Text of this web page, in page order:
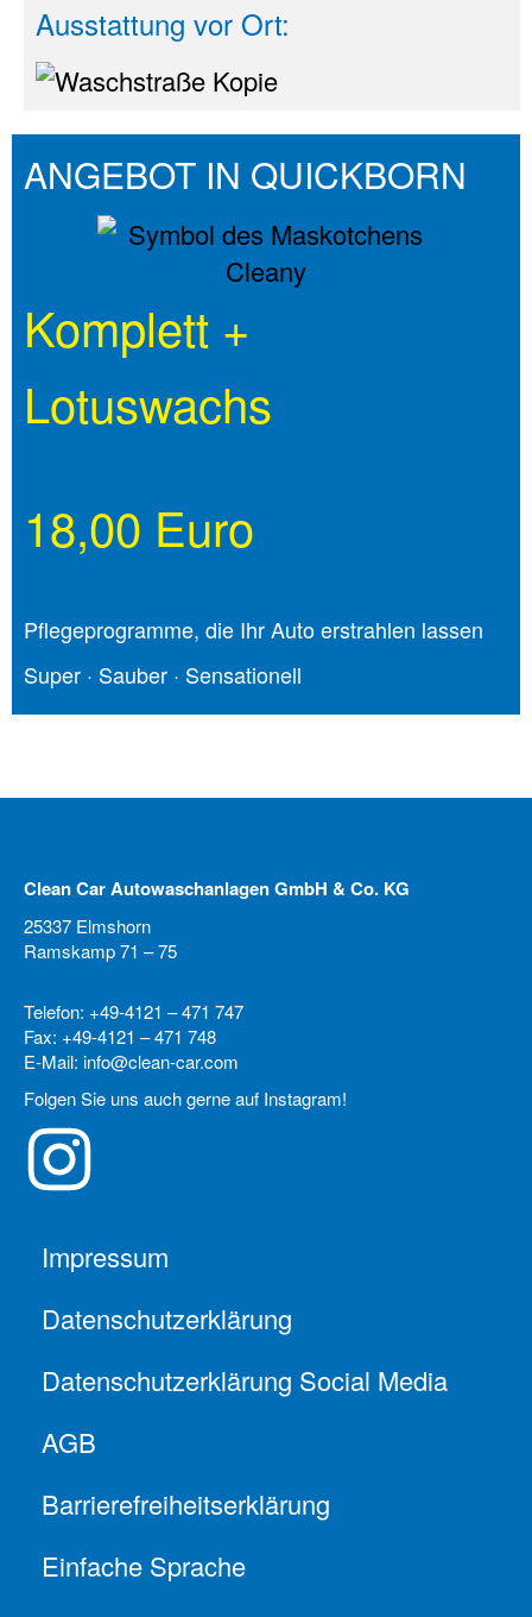
Ausstattung vor Ort:
ANGEBOT IN QUICKBORN
Komplett +
Lotuswachs
18,00 Euro
Pflege­programme, die Ihr Auto erstrahlen lassen
Super · Sauber · Sensationell
Clean Car Autowaschanlagen GmbH & Co. KG
25337 Elmshorn
Ramskamp 71 – 75
Telefon: +49-4121 – 471 747
Fax: +49-4121 – 471 748
E-Mail: info@clean-car.com
Folgen Sie uns auch gerne auf Instagram!
Impressum
Datenschutzerklärung
Datenschutzerklärung Social Media
AGB
Barrierefreiheitserklärung
Einfache Sprache